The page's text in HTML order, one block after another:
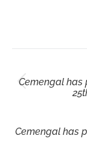
entre
Cemengal
Cemengal has